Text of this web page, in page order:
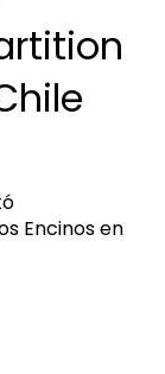
Encinos en